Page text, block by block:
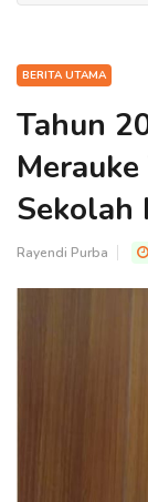
BERITA UTAMA
Tahun
Sekolah
Rayendi Purba